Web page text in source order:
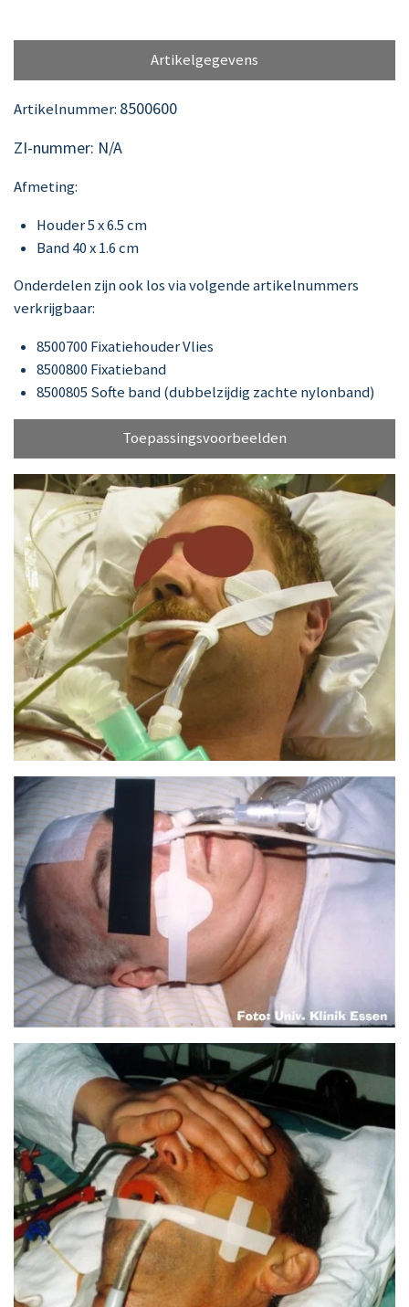
Artikelgegevens
Artikelnummer: 8500600
ZI-nummer: N/A
Afmeting:
Houder 5 x 6.5 cm
Band 40 x 1.6 cm
Onderdelen zijn ook los via volgende artikelnummers
verkrijgbaar:
8500700 Fixatiehouder Vlies
8500800 Fixatieband
8500805 Softe band (dubbelzijdig zachte nylonband)
Toepassingsvoorbeelden